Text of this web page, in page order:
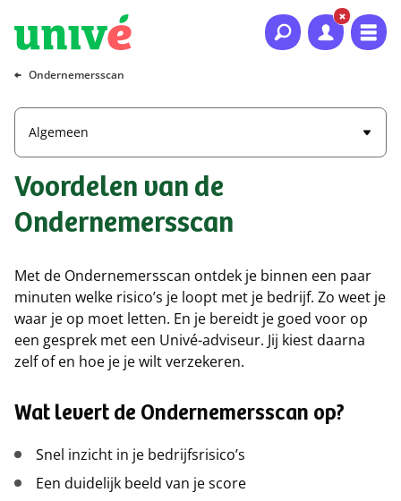
Naar hoofdinhoud
Naar hoofdnavigatie
Naar footer
Ondernemersscan
Algemeen
Voordelen van de
Ondernemersscan
Met de Ondernemersscan ontdek je binnen een paar
minuten welke risico’s je loopt met je bedrijf. Zo weet je
waar je op moet letten. En je bereidt je goed voor op
een gesprek met een Univé-adviseur. Jij kiest daarna
zelf of en hoe je je wilt verzekeren.
Wat levert de Ondernemersscan op?
Snel inzicht in je bedrijfsrisico’s
Een duidelijk beeld van je score